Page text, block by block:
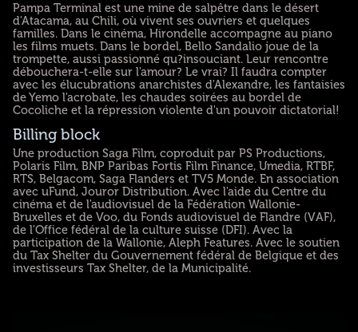
Pampa Terminal est une mine de salpêtre dans le désert
d'Atacama, au Chili, où vivent ses ouvriers et quelques
familles. Dans le cinéma, Hirondelle accompagne au piano
les films muets. Dans le bordel, Bello Sandalio joue de la
trompette, aussi passionné qu?insouciant. Leur rencontre
débouchera-t-elle sur l'amour? Le vrai? Il faudra compter
avec les élucubrations anarchistes d'Alexandre, les fantaisies
de Yemo l'acrobate, les chaudes soirées au bordel de
Cocoliche et la répression violente d'un pouvoir dictatorial!
Billing block
Une production Saga Film, coproduit par PS Productions,
Polaris Film, BNP Paribas Fortis Film Finance, Umedia, RTBF,
RTS, Belgacom, Saga Flanders et TV5 Monde. En association
avec uFund, Jouror Distribution. Avec l'aide du Centre du
cinéma et de l'audiovisuel de la Fédération Wallonie-
Bruxelles et de Voo, du Fonds audiovisuel de Flandre (VAF),
de l'Office fédéral de la culture suisse (DFI). Avec la
participation de la Wallonie, Aleph Features. Avec le soutien
du Tax Shelter du Gouvernement fédéral de Belgique et des
investisseurs Tax Shelter, de la Municipalité.